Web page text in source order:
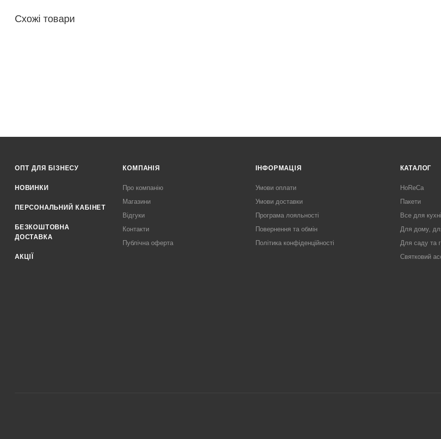
Схожі товари
ОПТ ДЛЯ БІЗНЕСУ
НОВИНКИ
ПЕРСОНАЛЬНИЙ КАБІНЕТ
БЕЗКОШТОВНА
ДОСТАВКА
АКЦІЇ
КОМПАНІЯ
Про компанію
Магазини
Відгуки
Контакти
Публічна оферта
ІНФОРМАЦІЯ
Умови оплати
Умови доставки
Програма лояльності
Повернення та обмін
Політика конфіденційності
КАТАЛОГ
HoReCa
Пакети
Все для кухні
Для дому,
Для саду та
Святковий